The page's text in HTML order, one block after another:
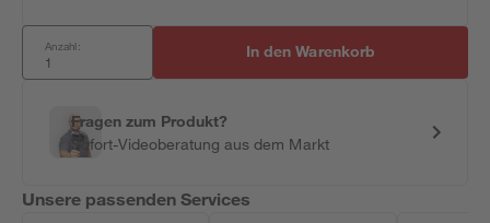
Anzahl: In den Warenkorb
Fragen zum Produkt?
Sofort-Videoberatung aus dem Markt
Unsere passenden Services